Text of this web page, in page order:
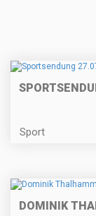
Sport
DOMINIK